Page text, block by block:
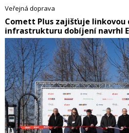
Veřejná doprava
​Comett Plus zajišťuje linkovou
infrastrukturu dobíjení navrhl